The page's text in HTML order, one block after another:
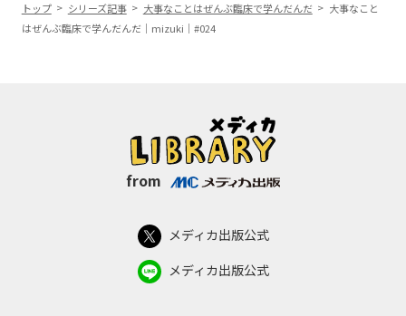
トップ シリーズ記事 大事なことはぜんぶ臨床で学んだんだ
大事なこと
はぜんぶ臨床で学んだんだ｜mizuki｜#024
from
メディカ出版公式
メディカ出版公式